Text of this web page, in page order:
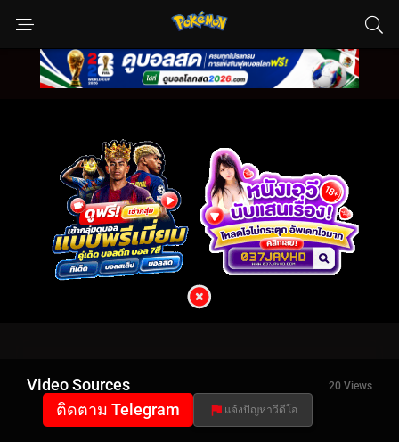
Video Sources 20 Views
ติดตาม Telegram แจ้งปัญหาวีดีโอ